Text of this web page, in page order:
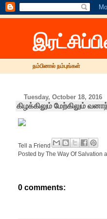
நம்பினால் நம்புங்கள்
Tuesday, October 18, 2016
கிழக்கிலும் மேற்கிலும்
Tell a Friend
Posted by The Way Of Salvation
0 comments: